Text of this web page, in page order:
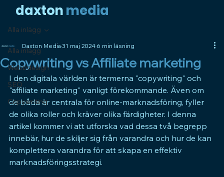
daxtonmedia
Alla inlägg
Webbdesign
SEO
Copywriting
Alla inlägg
Copywriting vs Affiliate marketing
Daxton Media 31 maj 2024 6 min läsning
I den digitala världen är termerna "copywriting" och
"affiliate marketing" vanligt förekommande. Även om
de båda är centrala för online-marknadsföring, fyller
de olika roller och kräver olika färdigheter. I denna
artikel kommer vi att utforska vad dessa två begrepp
innebär, hur de skiljer sig från varandra och hur de kan
komplettera varandra för att skapa en effektiv
marknadsföringsstrategi.